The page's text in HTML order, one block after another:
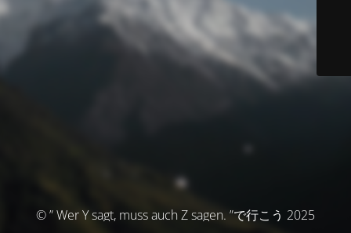
© ” Wer Y sagt, muss auch Z sagen. ”で行こう 2025